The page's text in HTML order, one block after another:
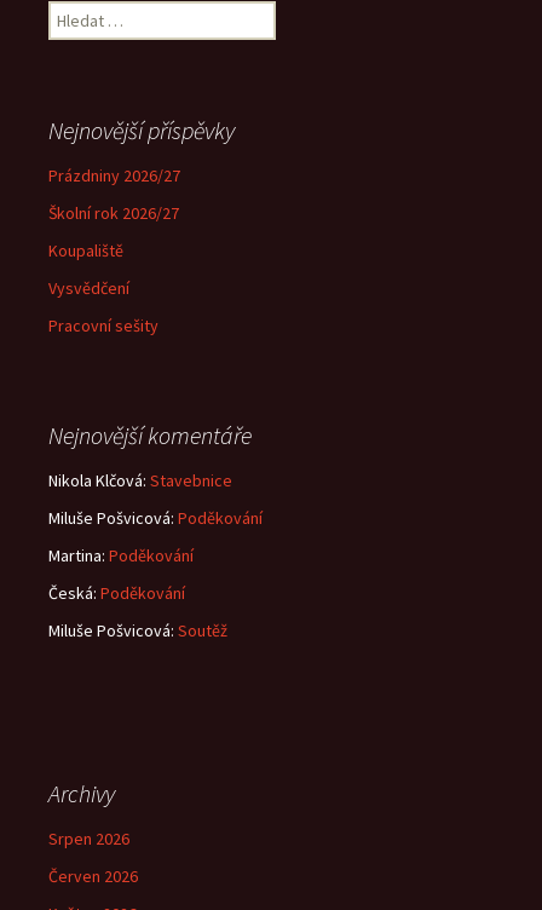
Vyhledávání
Nejnovější příspěvky
Prázdniny 2026/27
Školní rok 2026/27
Koupaliště
Vysvědčení
Pracovní sešity
Nejnovější komentáře
Nikola Klčová: Stavebnice
Miluše Pošvicová: Poděkování
Martina: Poděkování
Česká: Poděkování
Miluše Pošvicová: Soutěž
Archivy
Srpen 2026
Červen 2026